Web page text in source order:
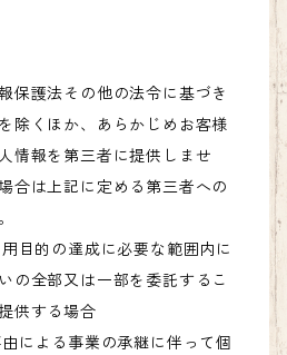
保護法その他の法令に基づき
除くほか、あらかじめお客様
情報を第三者に提供しませ
合は上記に定める第三者への
目的の達成に必要な範囲内に
の全部又は一部を委託するこ
供する場合
由による事業の承継に伴って個